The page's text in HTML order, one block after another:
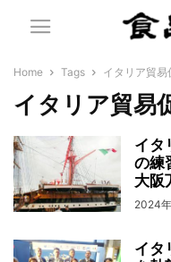
Home Tags イタリア貿易
イタリア貿易
イタ
の練
大阪
2024
イタ